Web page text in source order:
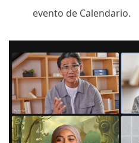
evento de Calendario.